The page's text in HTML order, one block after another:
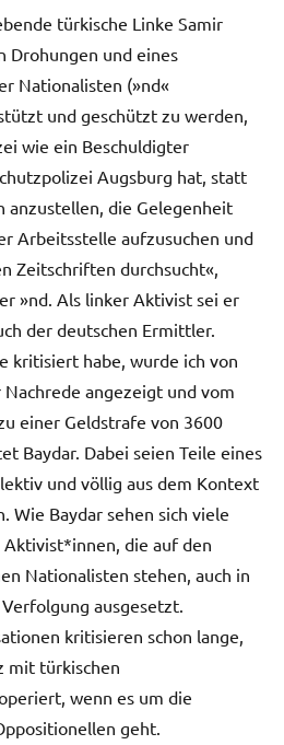
türkische Linke Samir
Drohungen und eines
Nationalisten (»nd«
und geschützt zu werden,
wie ein Beschuldigter
Augsburg hat, statt
die Gelegenheit
Arbeitsstelle aufzusuchen und
Zeitschriften durchsucht«,
»nd. Als linker Aktivist sei er
der deutschen Ermittler.
kritisiert habe, wurde ich von
angezeigt und vom
einer Geldstrafe von 3600
Baydar. Dabei seien Teile eines
und völlig aus dem Kontext
Wie Baydar sehen sich viele
die auf den
Nationalisten stehen, auch in
ausgesetzt.
kritisieren schon lange,
mit türkischen
wenn es um die
geht.